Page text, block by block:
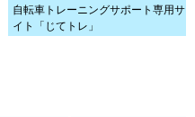
自転車トレーニングサポート専用サ
イト「じてトレ」